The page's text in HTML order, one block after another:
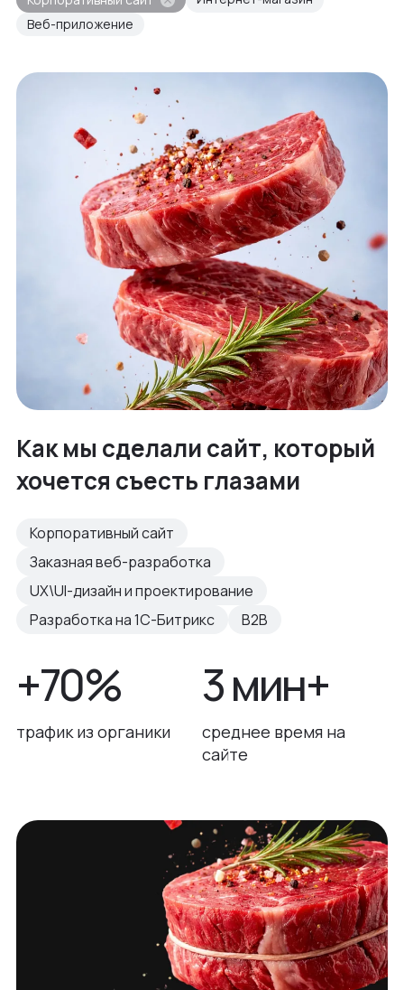
Веб-приложение
Как мы сделали сайт, который
хочется съесть глазами
Корпоративный сайт
Заказная веб-разработка
UX\UI-дизайн и проектирование
Разработка на 1С-Битрикс
B2B
+70%
трафик из органики
3 мин+
среднее время на
сайте